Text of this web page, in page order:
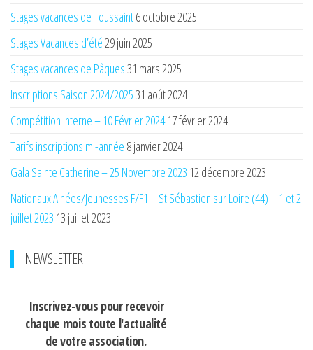
Stages vacances de Toussaint6 octobre 2025
Stages Vacances d’été29 juin 2025
Stages vacances de Pâques31 mars 2025
Inscriptions Saison 2024/202531 août 2024
Compétition interne – 10 Février 2024 17 février 2024
Tarifs inscriptions mi-année 8 janvier 2024
Gala Sainte Catherine – 25 Novembre 2023 12 décembre 2023
Nationaux Ainées/Jeunesses F/F1 – St Sébastien sur Loire (44) – 1 et 2
juillet 2023 13 juillet 2023
NEWSLETTER
Inscrivez-vous pour recevoir
chaque mois toute l'actualité
de votre association.